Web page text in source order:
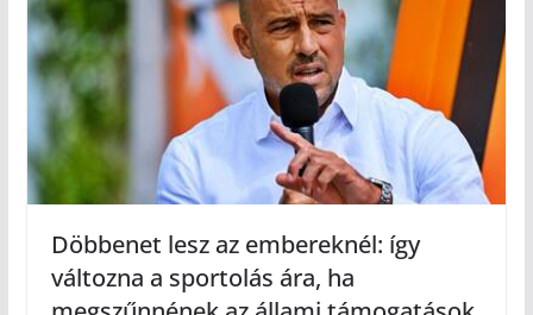
Döbbenet lesz az embereknél: így
változna a sportolás ára, ha